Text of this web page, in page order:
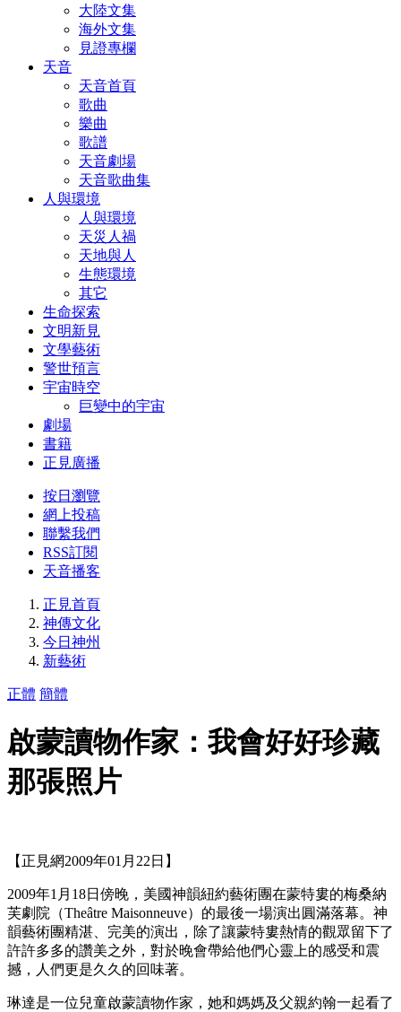
大陸文集
海外文集
見證專欄
天音
天音首頁
歌曲
樂曲
歌譜
天音劇場
天音歌曲集
人與環境
人與環境
天災人禍
天地與人
生態環境
其它
生命探索
文明新見
文學藝術
警世預言
宇宙時空
巨變中的宇宙
劇場
書籍
正見廣播
按日瀏覽
網上投稿
聯繫我們
RSS訂閱
天音播客
正見首頁
神傳文化
今日神州
新藝術
正體 簡體
啟蒙讀物作家：我會好好珍藏
那張照片
【正見網2009年01月22日】
2009年1月18日傍晚，美國神韻紐約藝術團在蒙特婁的梅桑納
芙劇院（Theâtre Maisonneuve）的最後一場演出圓滿落幕。神
韻藝術團精湛、完美的演出，除了讓蒙特婁熱情的觀眾留下了
許許多多的讚美之外，對於晚會帶給他們心靈上的感受和震
撼，人們更是久久的回味著。
琳達是一位兒童啟蒙讀物作家，她和媽媽及父親約翰一起看了